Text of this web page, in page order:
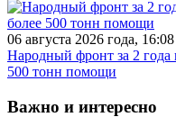
06 августа 2026 года, 16:08
Народный фронт за 2 года
500 тонн помощи
Важно и интересно